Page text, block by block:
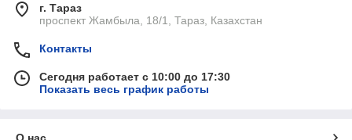
г. Тараз
проспект Жамбыла, 18/1, Тараз, Казахстан
Контакты
Сегодня работает с 10:00 до 17:30
Показать весь график работы